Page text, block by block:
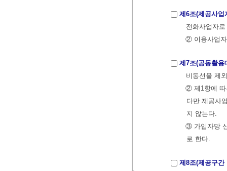
제6조(제공사업
전화사업자
② 이용사업
제7조(공동활용
비동선을 제
② 제1항에 따
다만 제공사
지 않는다.
③ 가입자망
로 한다.
제8조(제공구간